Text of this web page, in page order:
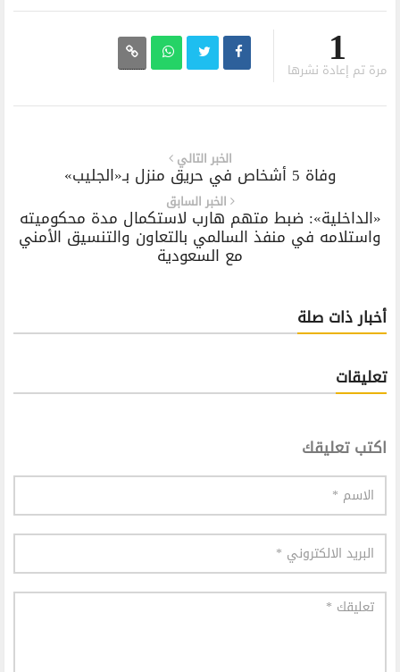
1
مرة تم إعادة نشرها
الخبر التالي
وفاة 5 أشخاص في حريق منزل بـ«الجليب»
الخبر السابق
«الداخلية»: ضبط متهم هارب لاستكمال مدة محكوميته
واستلامه في منفذ السالمي بالتعاون والتنسيق الأمني
مع السعودية
أخبار ذات صلة
تعليقات
اكتب تعليقك